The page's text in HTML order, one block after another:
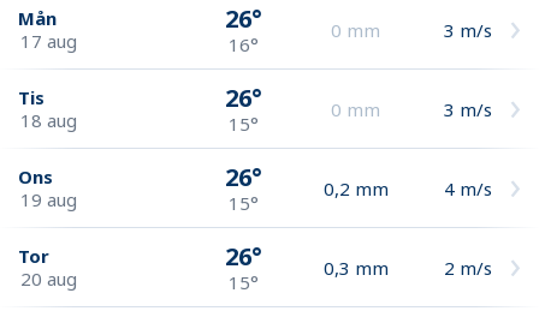
Mån
17 aug
26°
16°
0 mm 3 m/s
Tis
18 aug
26°
15°
0 mm 3 m/s
Ons
19 aug
26°
15°
0,2 mm 4 m/s
Tor
20 aug
26°
15°
0,3 mm 2 m/s